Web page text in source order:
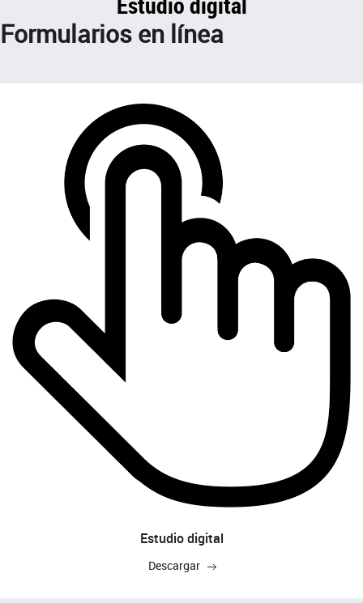
Formularios en línea
Estudio digital
Descargar